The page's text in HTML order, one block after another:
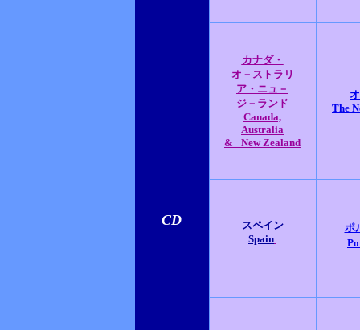
CD
カナダ・
オ－ストラリ
ア・ニュ－
ジ－ランド
Canada,
Australia
&
New Zealand
The
スペイン
Spain
ポ